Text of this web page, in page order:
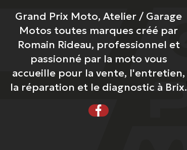
Grand Prix Moto, Atelier / Garage
Motos toutes marques créé par
Romain Rideau, professionnel et
passionné par la moto vous
accueille pour la vente, l'entretien,
la réparation et le diagnostic à Brix.